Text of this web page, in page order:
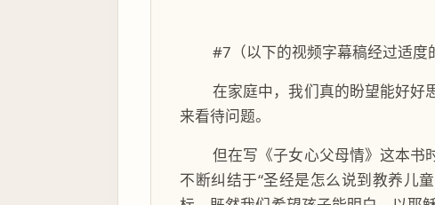
#7（以下的视频字幕稿经过适度
在家庭中，我们真的盼望能好好
来看待问题。
但在写《子女心父母情》这本
不断纠结于“圣经是怎么说到教养儿